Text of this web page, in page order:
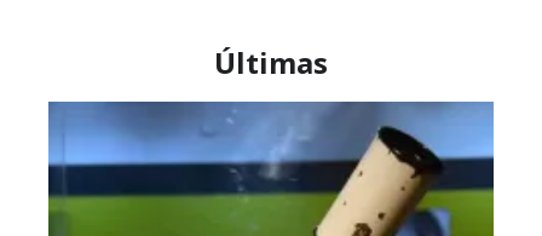
Últimas